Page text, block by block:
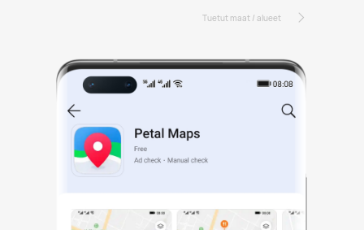
Tuetut maat / alueet >